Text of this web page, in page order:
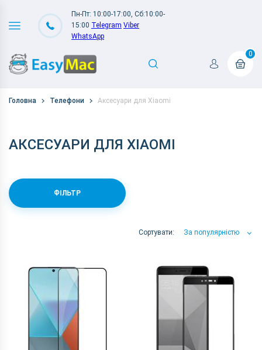
Пн-Пт: 10:00-17:00, Сб:10:00-
15:00 Telegram Viber
WhatsApp
0
Головна Телефони Аксесуари для Xiaomi
АКСЕСУАРИ ДЛЯ XIAOMI
ФІЛЬТР
Сортувати: За популярністю
За популярністю